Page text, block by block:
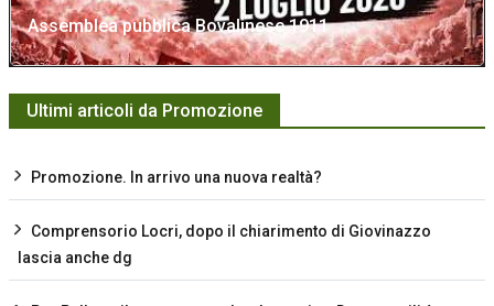
Assemblea pubblica Bovalinese 1911
Ultimi articoli da Promozione
Promozione. In arrivo una nuova realtà?
Comprensorio Locri, dopo il chiarimento di Giovinazzo
lascia anche dg